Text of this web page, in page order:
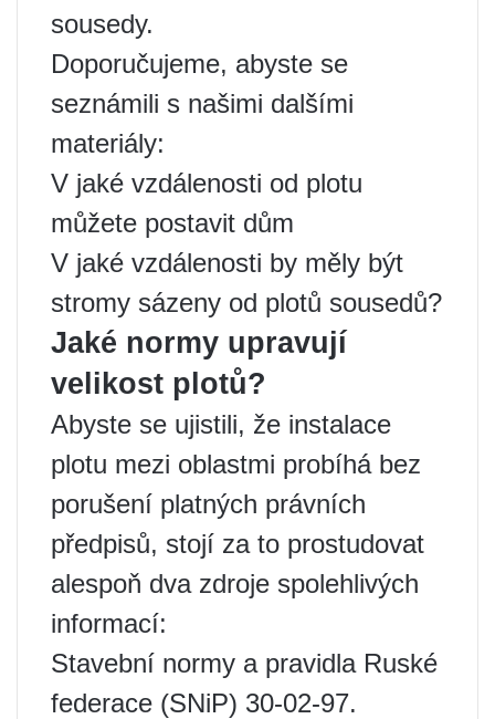
sousedy.
Doporučujeme, abyste se
seznámili s našimi dalšími
materiály:
V jaké vzdálenosti od plotu
můžete postavit dům
V jaké vzdálenosti by měly být
stromy sázeny od plotů sousedů?
Jaké normy upravují
velikost plotů?
Abyste se ujistili, že instalace
plotu mezi oblastmi probíhá bez
porušení platných právních
předpisů, stojí za to prostudovat
alespoň dva zdroje spolehlivých
informací:
Stavební normy a pravidla Ruské
federace (SNiP) 30-02-97.